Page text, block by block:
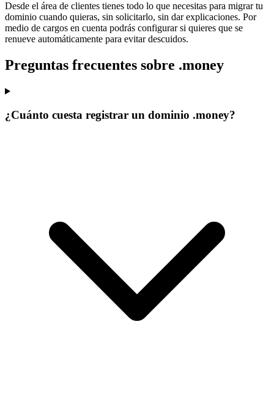
Desde el área de clientes tienes todo lo que necesitas para migrar tu
dominio cuando quieras, sin solicitarlo, sin dar explicaciones. Por
medio de cargos en cuenta podrás configurar si quieres que se
renueve automáticamente para evitar descuidos.
Preguntas frecuentes sobre .money
¿Cuánto cuesta registrar un dominio .money?